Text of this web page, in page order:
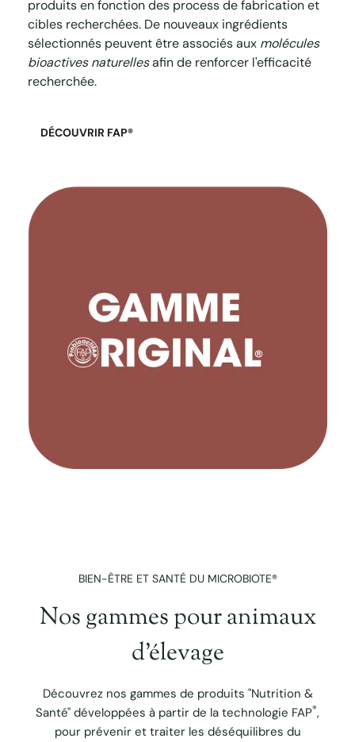
produits en fonction des process de fabrication et
cibles recherchées. De nouveaux ingrédients
sélectionnés peuvent être associés aux molécules
bioactives naturellesafin de renforcer l'efficacité
recherchée.
DÉCOUVRIR FAP®
BIEN-ÊTRE ET SANTÉ DU MICROBIOTE®
Nos gammes pour animaux
d'élevage
Découvrez nos gammes de produits "Nutrition &
Santé" développées à partir de la technologie FAP®,
pour prévenir et traiter les déséquilibres du